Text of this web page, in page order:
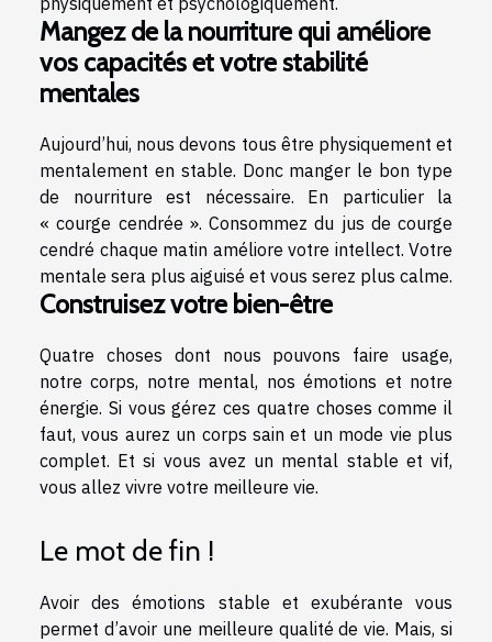
Mangez de la nourriture qui améliore
vos capacités et votre stabilité
mentales
Aujourd’hui, nous devons tous être physiquement et
mentalement en stable. Donc manger le bon type
de nourriture est nécessaire. En particulier la
« courge cendrée ». Consommez du jus de courge
cendré chaque matin améliore votre intellect. Votre
mentale sera plus aiguisé et vous serez plus calme.
Construisez votre bien-être
Quatre choses dont nous pouvons faire usage,
notre corps, notre mental, nos émotions et notre
énergie. Si vous gérez ces quatre choses comme il
faut, vous aurez un corps sain et un mode vie plus
complet. Et si vous avez un mental stable et vif,
vous allez vivre votre meilleure vie.
Le mot de fin !
Avoir des émotions stable et exubérante vous
permet d’avoir une meilleure qualité de vie. Mais, si